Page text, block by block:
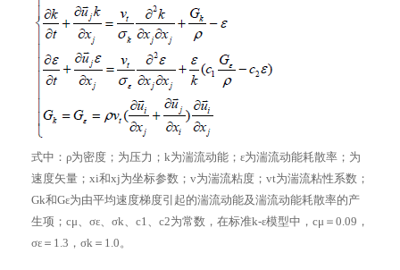
式中：ρ为密度；为压力；k为湍流动能；ε为湍流动能耗散率；为
速度矢量；xi和xj为坐标参数；v为湍流粘度；vt为湍流粘性系数；
Gk和Gε为由平均速度梯度引起的湍流动能及湍流动能耗散率的产
生项；cμ、σε、σk、c1、c2为常数，在标准k-ε模型中，cμ＝0.09，
σε＝1.3，σk＝1.0。